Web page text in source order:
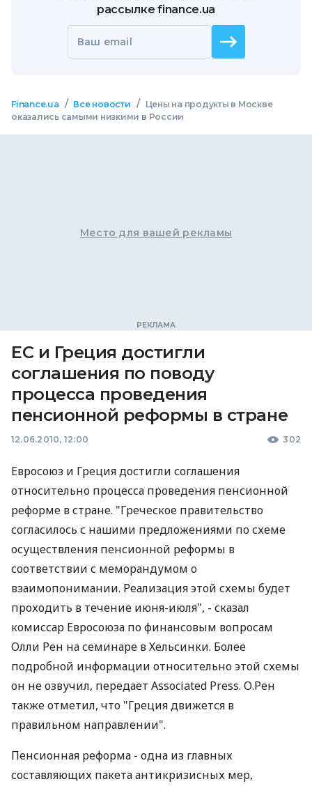
рассылке finance.ua
Ваш email
Finance.ua / Все новости /
Цены на продукты в Москве
оказались самыми низкими в России
Место для вашей рекламы
ЕС и Греция достигли
соглашения по поводу
процесса проведения
пенсионной реформы в стране
12.06.2010, 12:00 302
Евросоюз и Греция достигли соглашения
относительно процесса проведения пенсионной
реформе в стране. "Греческое правительство
согласилось с нашими предложениями по схеме
осуществления пенсионной реформы в
соответствии с меморандумом о
взаимопонимании. Реализация этой схемы будет
проходить в течение июня-июля", - сказал
комиссар Евросоюза по финансовым вопросам
Олли Рен на семинаре в Хельсинки. Более
подробной информации относительно этой схемы
он не озвучил, передает Associated Press. О.Рен
также отметил, что "Греция движется в
правильном направлении".
Пенсионная реформа - одна из главных
составляющих пакета антикризисных мер,